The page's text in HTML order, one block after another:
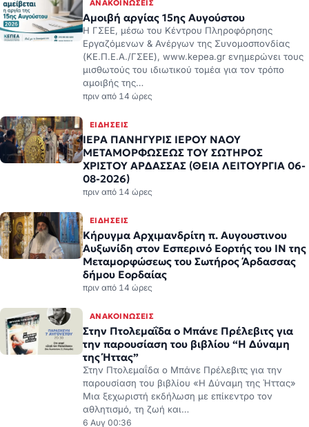
Αμοιβή αργίας 15ης Αυγούστου
Η ΓΣΕΕ, μέσω του Κέντρου Πληροφόρησης
Εργαζόμενων & Ανέργων της Συνομοσπονδίας
(ΚΕ.Π.Ε.Α./ΓΣΕΕ), www.kepea.gr ενημερώνει τους
μισθωτούς του ιδιωτικού τομέα για τον τρόπο
αμοιβής της…
πριν από 14 ώρες
ΙΕΡΑ ΠΑΝΗΓΥΡΙΣ ΙΕΡΟΥ ΝΑΟΥ
ΜΕΤΑΜΟΡΦΩΣΕΩΣ ΤΟΥ ΣΩΤΗΡΟΣ
ΧΡΙΣΤΟΥ ΑΡΔΑΣΣΑΣ (ΘΕΙΑ ΛΕΙΤΟΥΡΓΙΑ 06-
08-2026)
πριν από 14 ώρες
Κήρυγμα Αρχιμανδρίτη π. Αυγουστινου
Αυξωνίδη στον Εσπερινό Εορτής του ΙΝ της
Μεταμορφώσεως του Σωτήρος Άρδασσας
δήμου Εορδαίας
πριν από 14 ώρες
Στην Πτολεμαΐδα ο Μπάνε Πρέλεβιτς για
την παρουσίαση του βιβλίου “Η Δύναμη
της Ήττας”
Στην Πτολεμαΐδα ο Μπάνε Πρέλεβιτς για την
παρουσίαση του βιβλίου «Η Δύναμη της Ήττας»
Μια ξεχωριστή εκδήλωση με επίκεντρο τον
αθλητισμό, τη ζωή και…
6 Αυγ 00:36